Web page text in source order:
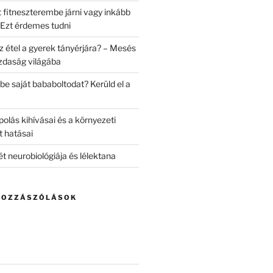
fitneszterembe járni vagy inkább
érdemes tudni
étel a gyerek tányérjára? – Mesés
világába
saját bababoltodat? Kerüld el a
kihívásai és a környezeti
hatásai
neurobiológiája és lélektana